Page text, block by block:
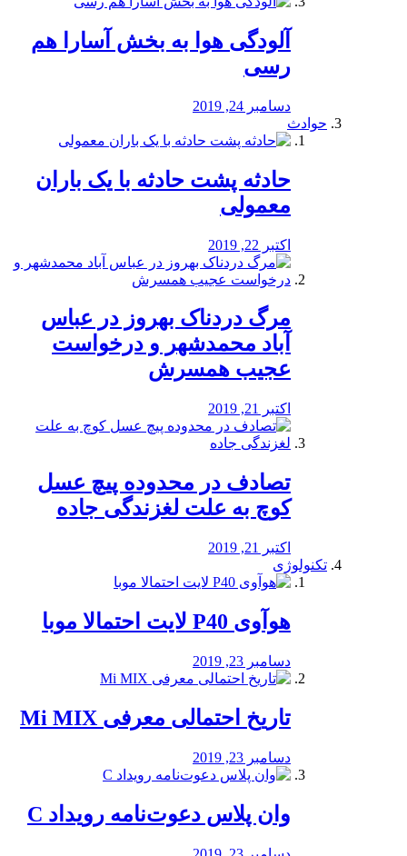
آلودگی هوا به بخش آسارا هم
رسی
دسامبر 24, 2019
حوادث
️حادثه پشت حادثه با یک باران
معمولی
اکتبر 22, 2019
مرگ دردناک بهروز در عباس
آباد محمدشهر و درخواست
عجیب همسرش
اکتبر 21, 2019
تصادف در محدوده پیچ عسل
کوچ به علت لغزندگی جاده
اکتبر 21, 2019
تکنولوژی
هوآوی P40 لایت احتمالا موبا
دسامبر 23, 2019
تاریخ احتمالی معرفی Mi MIX
دسامبر 23, 2019
وان پلاس دعوت‌نامه رویداد C